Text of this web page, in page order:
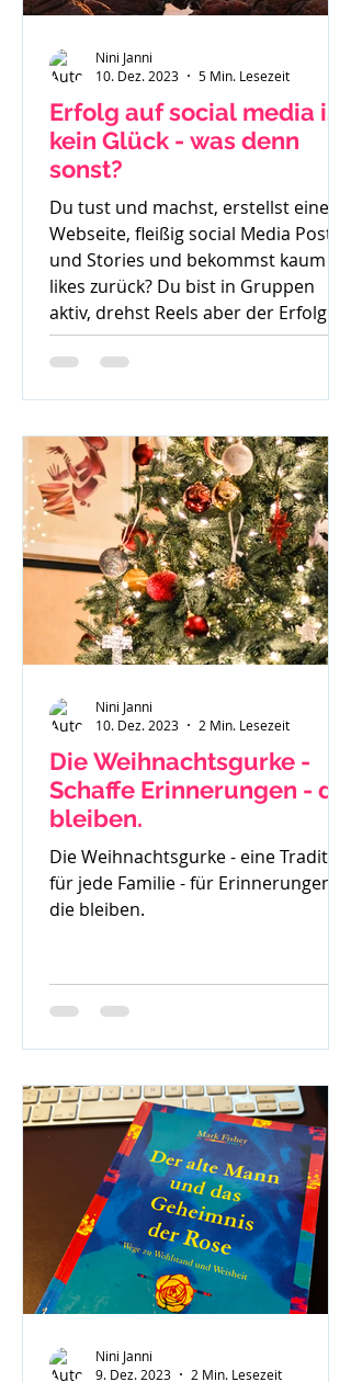
Erfolg auf social media ist
kein Glück - was denn
sonst?
Du tust und machst, erstellst eine
Webseite, fleißig social Media Posts
und Stories und bekommst kaum
likes zurück? Du bist in Gruppen
aktiv, drehst Reels aber der Erfolg
bleibt aus. So langsam weißt du
nicht mehr weiter. Was denn noch
besonders überzeugt von einem
geschriebenen Beitrag bist - läuft
dieser gar nicht. Du weißt in dir drin
- ich kann richtig was, ich habe eine
Botschaft aber scheinbar hört sie
Niemand oder
Nini Janni
10. Dez. 2023
5 Min. Lesezeit
Die Weihnachtsgurke -
Schaffe Erinnerungen - die
bleiben.
Die Weihnachtsgurke - eine Tradition
für jede Familie - für Erinnerungen
die bleiben.
Nini Janni
10. Dez. 2023
2 Min. Lesezeit
Nini Janni
9. Dez. 2023
2 Min. Lesezeit